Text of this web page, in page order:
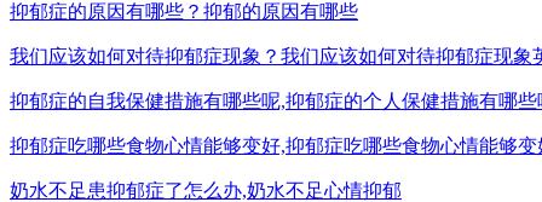
抑郁症的原因有哪些？抑郁的原因有哪些
我们应该如何对待抑郁症现象？我们应该如何对待抑郁症现象
抑郁症的自我保健措施有哪些呢,抑郁症的个人保健措施有哪些
抑郁症吃哪些食物心情能够变好,抑郁症吃哪些食物心情能够变
奶水不足患抑郁症了怎么办,奶水不足心情抑郁